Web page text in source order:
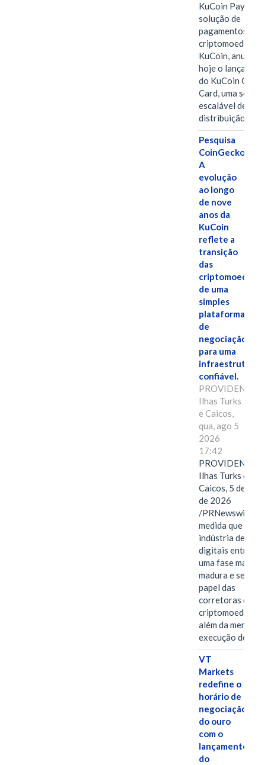
KuCoin Pay,
solução de
pagamentos em
criptomoedas da
KuCoin,
hoje o
do KuCoin Gift
Card, uma
escalável de
distribuição de…
Pesquisa
CoinGecko:
A
evolução
ao longo
de nove
anos da
KuCoin
reflete a
transição
das
criptomoedas
de uma
simples
plataforma
de
negociação
para uma
infraestrutura
confiável.
Ilhas Turks
e Caicos,
qua, ago 5
2026
17:42
Ilhas Turks e
Caicos, 5 de
de 2026
/PRNewswire/
medida que a
indústria de
digitais entra em
uma fase mais
madura e
papel das
corretoras de
criptomoedas
além da mera
execução de…
VT
Markets
redefine o
horário de
negociação
do ouro
com o
lançamento
do